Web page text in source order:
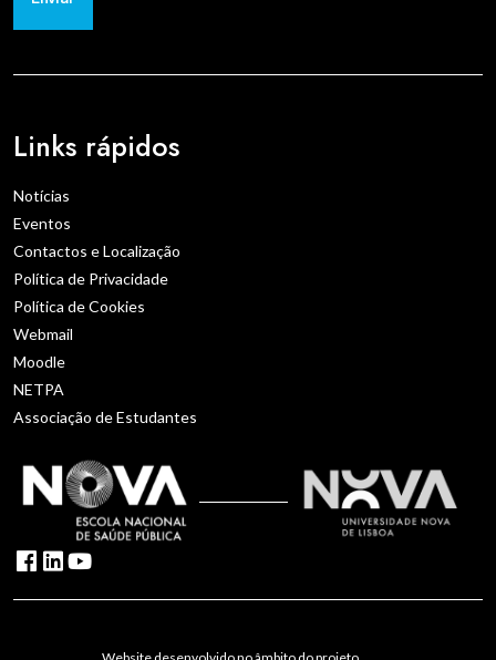
Links rápidos
Notícias
Eventos
Contactos e Localização
Política de Privacidade
Política de Cookies
Webmail
Moodle
NETPA
Associação de Estudantes